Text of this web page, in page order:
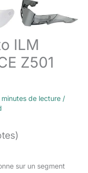
ILM
Z501
minutes de lecture /
sur un segment